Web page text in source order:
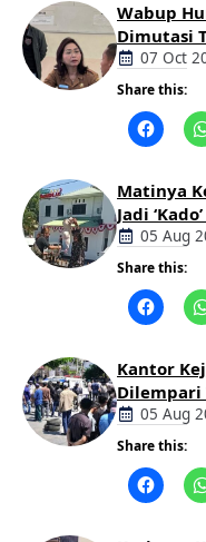
Wabup
Dimutasi
Bupati
07 Oct
Share this:
Matinya
Jadi
05 Aug
Share this:
Kantor
Dilempari
Keluarga
Keadilan
05 Aug
Share this: